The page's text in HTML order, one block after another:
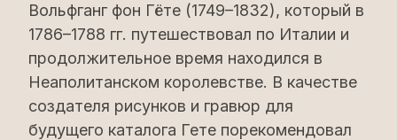
Вольфганг фон Гёте (1749–1832), который в
1786–1788 гг. путешествовал по Италии и
продолжительное время находился в
Неаполитанском королевстве. В качестве
создателя рисунков и гравюр для
будущего каталога Гете порекомендовал